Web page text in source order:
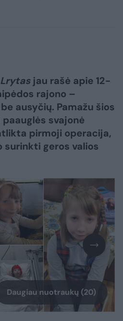
Lrytas jau rašė apie 12-
rajono –
ausyčių. Pamažu šios
svajonė
pirmoji operacija,
surinkti geros valios
Daugiau nuotraukų (20)